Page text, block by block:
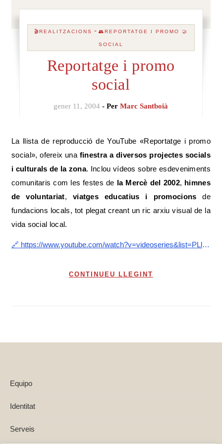
🎬REALITZACIONS - 👥REPORTATGE I PROMO 🤝
SOCIAL
Reportatge i promo
social
gener 11, 2004 - PerMarc Santboià
La llista de reproducció de YouTube «Reportatge i promo
social», ofereix una finestra a diversos projectes socials
i culturals de la zona. Inclou vídeos sobre esdeveniments
comunitaris com les festes de la Mercè del 2002, himnes
de voluntariat, viatges educatius i promocions de
fundacions locals, tot plegat creant un ric arxiu visual de la
vida social local.
🔗 https://www.youtube.com/watch?v=videoseries&list=PLlS2YupcLPwiS3U6LUp2D5pcIL1QTn1ki
CONTINUEU LLEGINT
Equipo
Identitat
Serveis